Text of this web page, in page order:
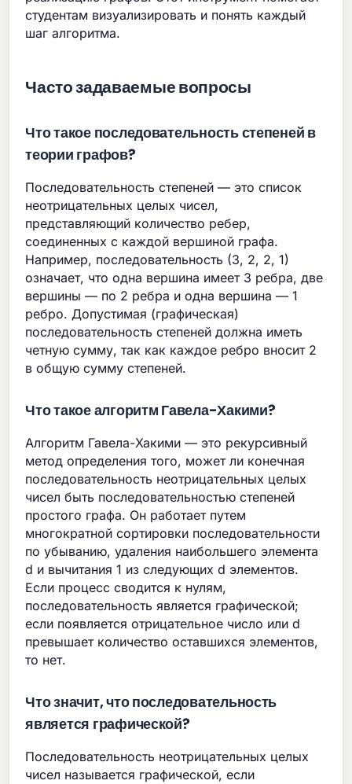
студентам визуализировать и понять каждый
шаг алгоритма.
Часто задаваемые вопросы
Что такое последовательность степеней в
теории графов?
Последовательность степеней — это список
неотрицательных целых чисел,
представляющий количество ребер,
соединенных с каждой вершиной графа.
Например, последовательность (3, 2, 2, 1)
означает, что одна вершина имеет 3 ребра, две
вершины — по 2 ребра и одна вершина — 1
ребро. Допустимая (графическая)
последовательность степеней должна иметь
четную сумму, так как каждое ребро вносит 2
в общую сумму степеней.
Что такое алгоритм Гавела-Хакими?
Алгоритм Гавела-Хакими — это рекурсивный
метод определения того, может ли конечная
последовательность неотрицательных целых
чисел быть последовательностью степеней
простого графа. Он работает путем
многократной сортировки последовательности
по убыванию, удаления наибольшего элемента
d и вычитания 1 из следующих d элементов.
Если процесс сводится к нулям,
последовательность является графической;
если появляется отрицательное число или d
превышает количество оставшихся элементов,
то нет.
Что значит, что последовательность
является графической?
Последовательность неотрицательных целых
чисел называется графической, если